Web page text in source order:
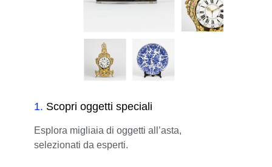
1. Scopri oggetti speciali
Esplora migliaia di oggetti all’asta,
selezionati da esperti.